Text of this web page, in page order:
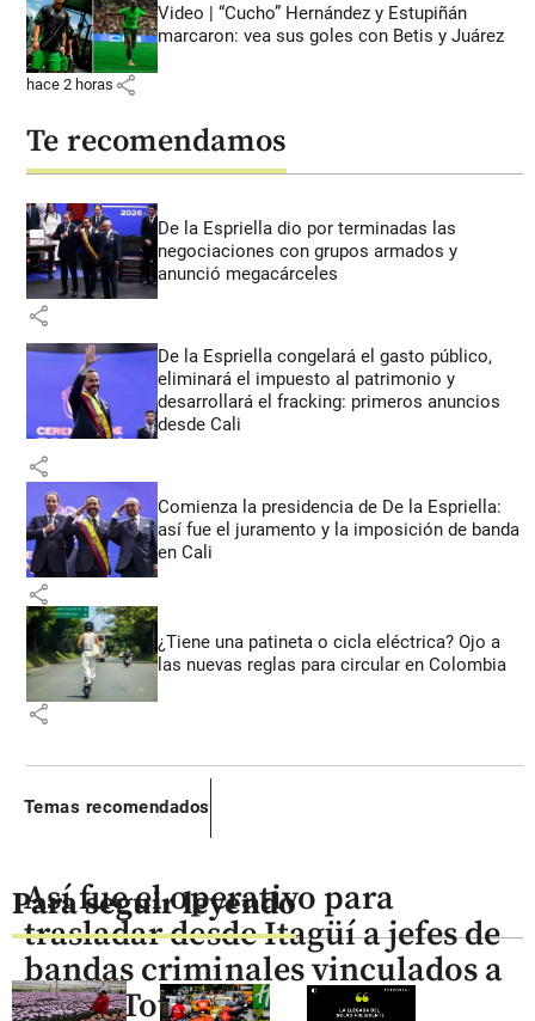
Video | “Cucho” Hernández y Estupiñán
marcaron: vea sus goles con Betis y Juárez
hace 2 horas share
Te recomendamos
De la Espriella dio por terminadas las
negociaciones con grupos armados y
anunció megacárceles
share
De la Espriella congelará el gasto público,
eliminará el impuesto al patrimonio y
desarrollará el fracking: primeros anuncios
desde Cali
share
Comienza la presidencia de De la Espriella:
así fue el juramento y la imposición de banda
en Cali
share
¿Tiene una patineta o cicla eléctrica? Ojo a
las nuevas reglas para circular en Colombia
share
Temas recomendados
Para seguir leyendo
Así fue el operativo para
trasladar desde Itagüí a jefes de
bandas criminales vinculados a
la Paz Total